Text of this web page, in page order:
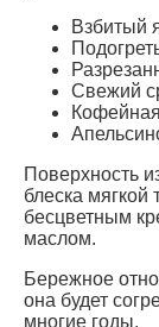
Взбитый
Свежий
Поверхность
блеска
бесцветным
маслом.
Бережное
она будет
многие годы.